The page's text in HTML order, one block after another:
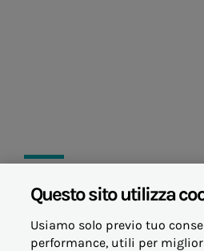
30 ottobre 2025
Questo sito utilizza
Usiamo solo previo tuo
performance, utili per